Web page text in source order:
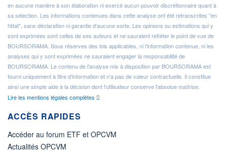
en aucune manière à son élaboration ni exercé aucun pouvoir discrétionnaire quant à
sa sélection. Les informations contenues dans cette analyse ont été retranscrites "en
l'état", sans déclaration ni garantie d'aucune sorte. Les opinions ou estimations qui y
sont exprimées sont celles de ses auteurs et ne sauraient refléter le point de vue de
BOURSORAMA. Sous réserves des lois applicables, ni l'information contenue, ni les
analyses qui y sont exprimées ne sauraient engager la responsabilité de
BOURSORAMA. Le contenu de l'analyse mis à disposition par BOURSORAMA est
fourni uniquement à titre d'information et n'a pas de valeur contractuelle. Il constitue
ainsi une simple aide à la décision dont l'utilisateur conserve l'absolue maîtrise.
Lire les mentions légales complètes
ACCÈS RAPIDES
Accéder au forum ETF et OPCVM
Actualités OPCVM